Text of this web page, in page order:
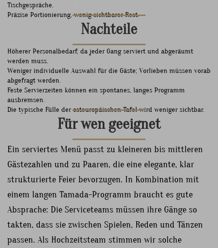
Tischgespräche.
Präzise Portionierung, wenig sichtbarer Rest.
Nachteile
Höherer Personalbedarf, da jeder Gang serviert und abgeräumt
werden muss.
Weniger individuelle Auswahl für die Gäste; Vorlieben müssen vorab
abgefragt werden.
Feste Servierzeiten können ein spontanes, langes Programm
ausbremsen.
Die typische Fülle der osteuropäischen Tafel wird weniger sichtbar.
Für wen geeignet
Ein serviertes Menü passt zu kleineren bis mittleren
Gästezahlen und zu Paaren, die eine elegante, klar
strukturierte Feier bevorzugen. In Kombination mit
einem langen Tamada-Programm braucht es gute
Absprache: Die Serviceteams müssen ihre Gänge so
takten, dass sie zwischen Spielen, Reden und Tänzen
passen. Als Hochzeitsteam stimmen wir solche